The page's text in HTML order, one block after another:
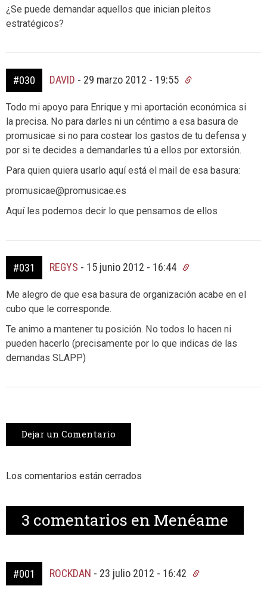
¿Se puede demandar aquellos que inician pleitos
estratégicos?
#030 DAVID - 29 marzo 2012 - 19:55
Todo mi apoyo para Enrique y mi aportación económica si
la precisa. No para darles ni un céntimo a esa basura de
promusicae si no para costear los gastos de tu defensa y
por si te decides a demandarles tú a ellos por extorsión.
Para quien quiera usarlo aquí está el mail de esa basura:
promusicae@promusicae.es
Aquí les podemos decir lo que pensamos de ellos
#031 REGYS - 15 junio 2012 - 16:44
Me alegro de que esa basura de organización acabe en el
cubo que le corresponde.
Te animo a mantener tu posición. No todos lo hacen ni
pueden hacerlo (precisamente por lo que indicas de las
demandas SLAPP)
Dejar un Comentario
Los comentarios están cerrados
3 comentarios en Menéame
#001 ROCKDAN - 23 julio 2012 - 16:42